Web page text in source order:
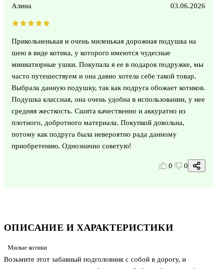
ОПИСАНИЕ И ХАРАКТЕРИСТИКИ
Милые котики
Возьмите этот забавный подголовник с собой в дорогу, и
Алина 03.06.2026
Прикольненькая и очень миленькая дорожная подушка на
шею в виде котика, у которого имеются чудесные
миниатюрные ушки. Покупала я ее в подарок подружке, мы
часто путешествуем и она давно хотела себе такой товар.
Выбрала данную подушку, так как подруга обожает котиков.
Подушка классная, она очень удобна в использовании, у нее
средняя жесткость. Сшита качественно и аккуратно из
плотного, добротного материала. Покупкой довольна,
потому как подруга была невероятно рада данному
приобретению. Однозначно советую!
0 0